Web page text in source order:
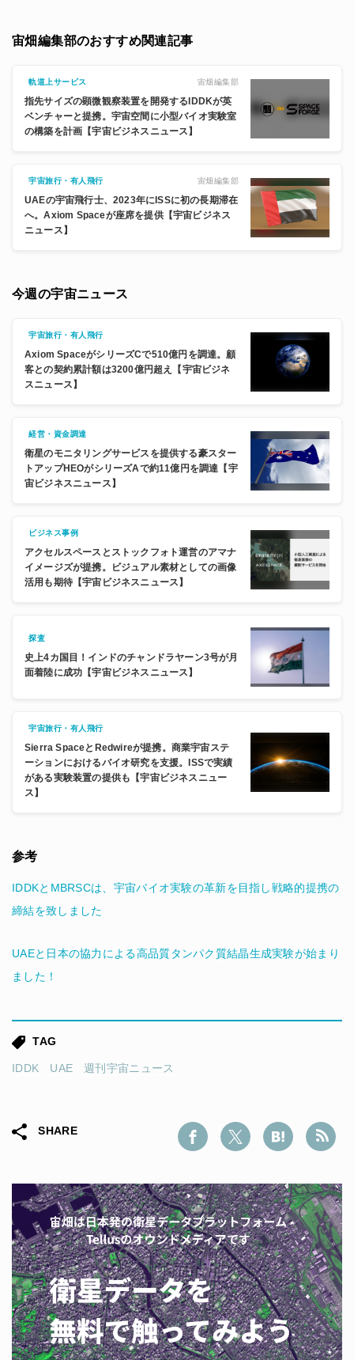
宙畑編集部のおすすめ関連記事
軌道上サービス 宙畑編集部
指先サイズの顕微観察装置を開発するIDDKが英
ベンチャーと提携。宇宙空間に小型バイオ実験室
の構築を計画【宇宙ビジネスニュース】
宇宙旅行・有人飛行 宙畑編集部
UAEの宇宙飛行士、2023年にISSに初の長期滞在
へ。Axiom Spaceが座席を提供【宇宙ビジネス
ニュース】
今週の宇宙ニュース
宇宙旅行・有人飛行
Axiom SpaceがシリーズCで510億円を調達。顧
客との契約累計額は3200億円超え【宇宙ビジネ
スニュース】
経営・資金調達
衛星のモニタリングサービスを提供する豪スター
トアップHEOがシリーズAで約11億円を調達【宇
宙ビジネスニュース】
ビジネス事例
アクセルスペースとストックフォト運営のアマナ
イメージズが提携。ビジュアル素材としての画像
活用も期待【宇宙ビジネスニュース】
探査
史上4カ国目！インドのチャンドラヤーン3号が月
面着陸に成功【宇宙ビジネスニュース】
宇宙旅行・有人飛行
Sierra SpaceとRedwireが提携。商業宇宙ステ
ーションにおけるバイオ研究を支援。ISSで実績
がある実験装置の提供も【宇宙ビジネスニュー
ス】
参考
IDDKとMBRSCは、宇宙バイオ実験の革新を目指し戦略的提携の
締結を致しました
UAEと日本の協力による高品質タンパク質結晶生成実験が始まり
ました！
TAG
IDDK UAE 週刊宇宙ニュース
SHARE